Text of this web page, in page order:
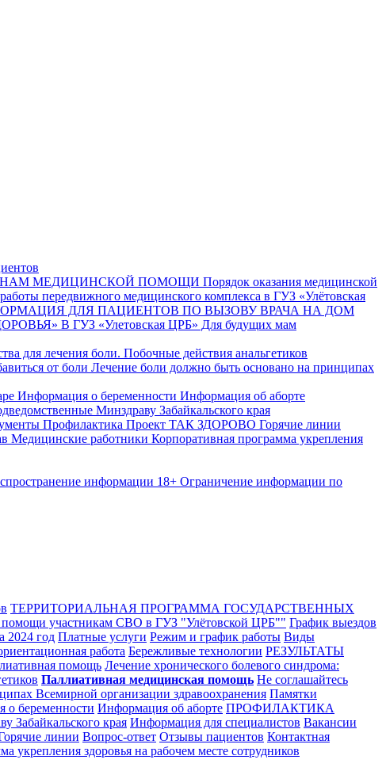
МЕДИЦИНСКОЙ ПОМОЩИ Порядок оказания медицинской
передвижного медицинского комплекса в ГУЗ «Улётовская
ДЛЯ ПАЦИЕНТОВ ПО ВЫЗОВУ ВРАЧА НА ДОМ
В ГУЗ «Улетовская ЦРБ» Для будущих мам
для лечения боли. Побочные действия анальгетиков
от боли Лечение боли должно быть основано на принципах
Информация о беременности Информация об аборте
Минздраву Забайкальского края
Профилактика Проект ТАК ЗДОРОВО Горячие линии
Медицинские работники Корпоративная программа укрепления
информации 18+ Ограничение информации по
ТЕРРИТОРИАЛЬНАЯ ПРОГРАММА ГОСУДАРСТВЕННЫХ
помощи участникам СВО в ГУЗ "Улётовской ЦРБ"" График выездов
2024 год Платные услуги Режим и график работы Виды
работа Бережливые технологии РЕЗУЛЬТАТЫ
помощь Лечение хронического болевого синдрома:
Паллиативная медицинская помощь Не соглашайтесь
Всемирной организации здравоохранения Памятки
о беременности Информация об аборте ПРОФИЛАКТИКА
Забайкальского края Информация для специалистов Вакансии
линии Вопрос-ответ Отзывы пациентов Контактная
укрепления здоровья на рабочем месте сотрудников